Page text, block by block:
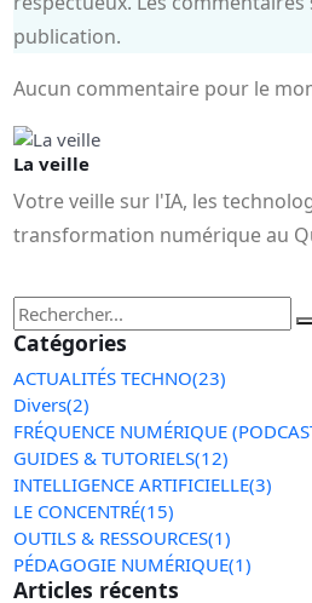
publication.
Aucun commentaire pour le
La veille
Votre veille sur l'IA, les
transformation numérique au
Catégories
ACTUALITÉS TECHNO(23)
Divers(2)
FRÉQUENCE NUMÉRIQUE
GUIDES & TUTORIELS(12)
INTELLIGENCE ARTIFICIELLE(3)
LE CONCENTRÉ(15)
OUTILS & RESSOURCES(1)
PÉDAGOGIE NUMÉRIQUE(1)
Articles récents